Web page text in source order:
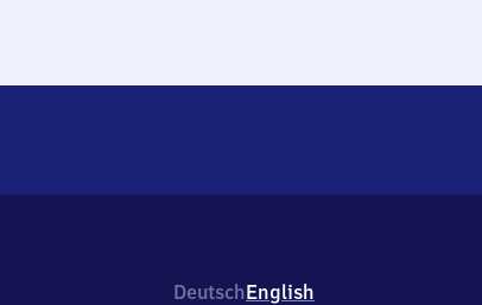
DeutschEnglish